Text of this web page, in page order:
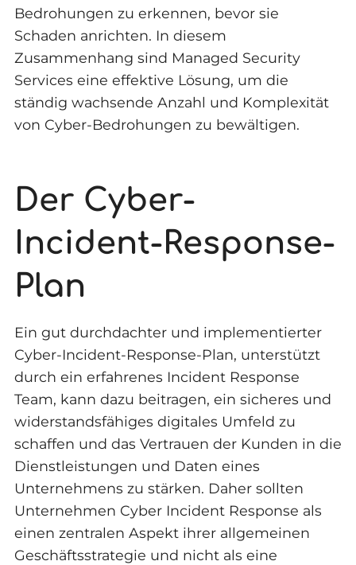
Bedrohungen zu erkennen, bevor sie
Schaden anrichten. In diesem
Zusammenhang sind Managed Security
Services eine effektive Lösung, um die
ständig wachsende Anzahl und Komplexität
von Cyber-Bedrohungen zu bewältigen.
Der Cyber-
Incident-Response-
Plan
Ein gut durchdachter und implementierter
Cyber-Incident-Response-Plan, unterstützt
durch ein erfahrenes Incident Response
Team, kann dazu beitragen, ein sicheres und
widerstandsfähiges digitales Umfeld zu
schaffen und das Vertrauen der Kunden in die
Dienstleistungen und Daten eines
Unternehmens zu stärken. Daher sollten
Unternehmen Cyber Incident Response als
einen zentralen Aspekt ihrer allgemeinen
Geschäftsstrategie und nicht als eine